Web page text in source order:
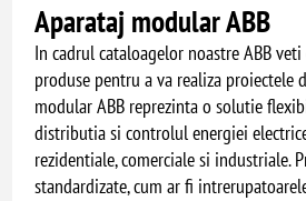
Aparataj modular ABB
In cadrul cataloagelor noastre ABB
produse pentru a va realiza proiectele
modular ABB reprezinta o solutie
distributia si controlul energiei
rezidentiale, comerciale si industriale.
standardizate, cum ar fi